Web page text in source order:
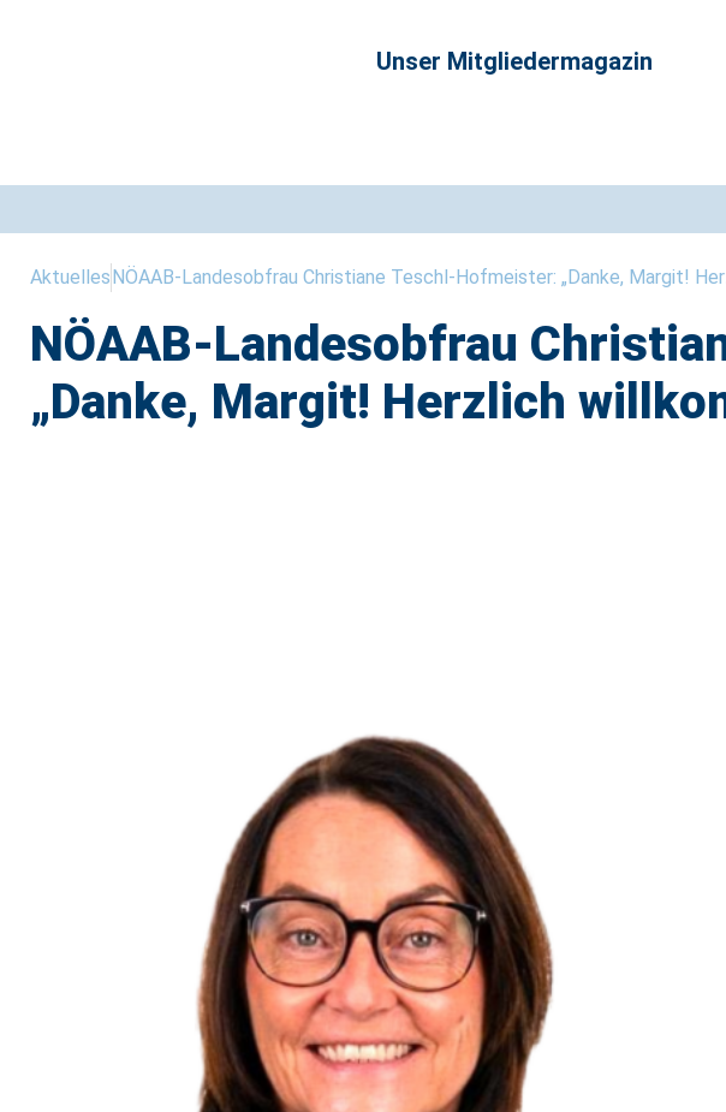
Unser Mitgliedermagazin
AktuellesNÖAAB-Landesobfrau Christiane Teschl-Hofmeister: „Danke, Margit!
NÖAAB-Landesobfrau
„Danke, Margit! Herzlich